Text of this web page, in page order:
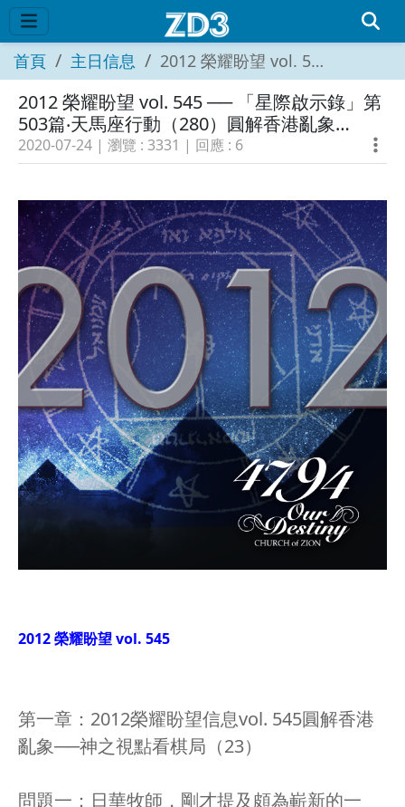
首頁 主日信息 2012 榮耀盼望 vol. 545 ── 「星際啟示錄」第503篇‧天馬座行動（280）圓解香港亂象（23）
2012 榮耀盼望 vol. 545 ── 「星際啟示錄」第
503篇‧天馬座行動（280）圓解香港亂象
（23）
2020-07-24 | 瀏覽 : 3331 | 回應 : 6
2012 榮耀盼望 vol. 545
第一章：2012榮耀盼望信息vol. 545圓解香港
亂象──神之視點看棋局（23）
問題一：日華牧師，剛才提及頗為嶄新的一